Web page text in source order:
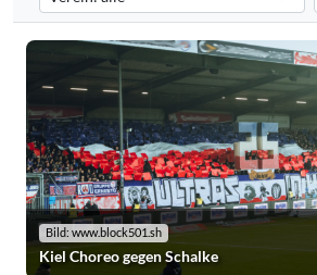
Filtert die Choreografien nach dem
Bild: www.block501.sh
Kiel Choreo gegen Schalke